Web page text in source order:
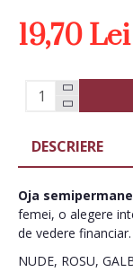
19,70 Lei
DESCRIERE
Oja
femei, o alegere
de vedere financiar.
NUDE, ROSU,